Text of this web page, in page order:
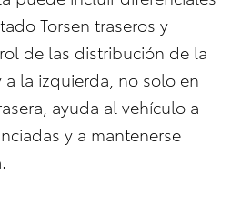
Torsen traseros y
de las distribución de la
la izquierda, no solo en
ayuda al vehículo a
y a mantenerse